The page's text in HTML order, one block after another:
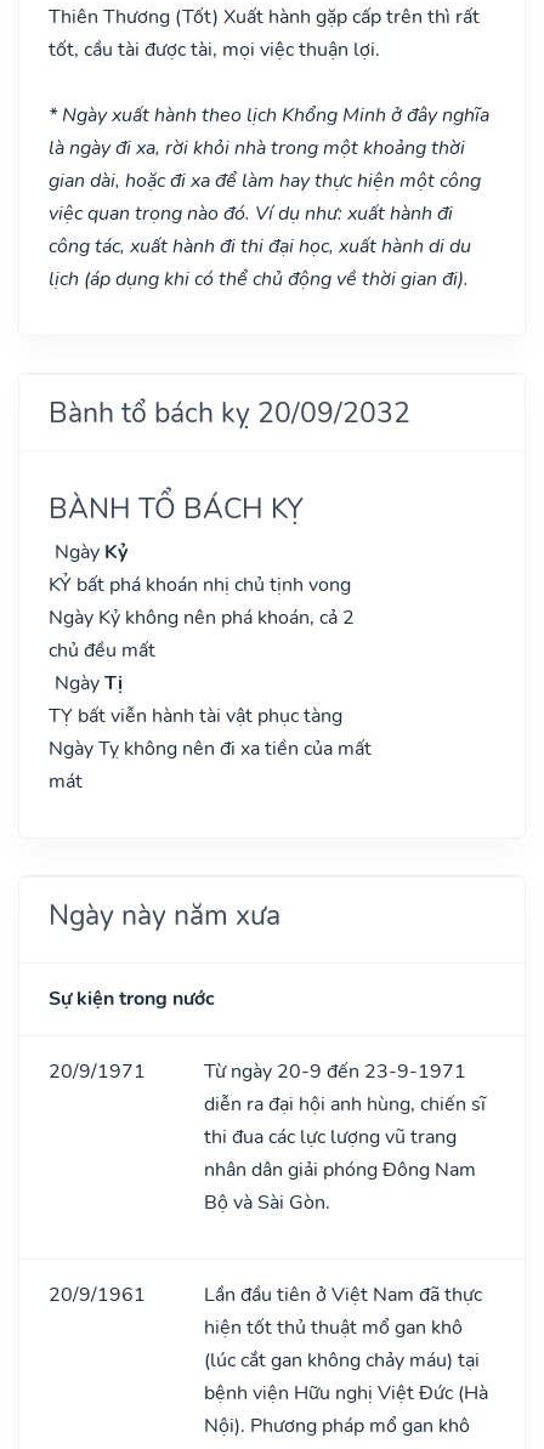
Thiên Thương (Tốt) Xuất hành gặp cấp trên thì rất
tốt, cầu tài được tài, mọi việc thuận lợi.
* Ngày xuất hành theo lịch Khổng Minh ở đây nghĩa
là ngày đi xa, rời khỏi nhà trong một khoảng thời
gian dài, hoặc đi xa để làm hay thực hiện một công
việc quan trọng nào đó. Ví dụ như: xuất hành đi
công tác, xuất hành đi thi đại học, xuất hành di du
lịch (áp dụng khi có thể chủ động về thời gian đi).
Bành tổ bách kỵ 20/09/2032
BÀNH TỔ BÁCH KỴ
Ngày Kỷ
KỶ bất phá khoán nhị chủ tịnh vong
Ngày Kỷ không nên phá khoán, cả 2
chủ đều mất
NgàyTị
TỴ bất viễn hành tài vật phục tàng
Ngày Tỵ không nên đi xa tiền của mất
mát
Ngày này năm xưa
Sự kiện trong nước
20/9/1971
Từ ngày 20-9 đến 23-9-1971
diễn ra đại hội anh hùng, chiến sĩ
thi đua các lực lượng vũ trang
nhân dân giải phóng Đông Nam
Bộ và Sài Gòn.
20/9/1961
Lần đầu tiên ở Việt Nam đã thực
hiện tốt thủ thuật mổ gan khô
(lúc cắt gan không chảy máu) tại
bệnh viện Hữu nghị Việt Đức (Hà
Nội). Phương pháp mổ gan khô